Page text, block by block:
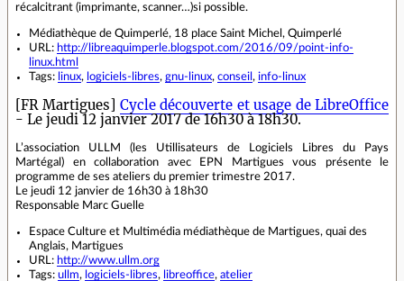
récalcitrant (imprimante, scanner…)si possible.
Médiathèque de Quimperlé, 18 place Saint Michel, Quimperlé
URL: http://libreaquimperle.blogspot.com/2016/09/point-info-
linux.html
Tags: linux, logiciels-libres, gnu-linux, conseil , info-linux
[FR Martigues] Cycle découverte et usage de LibreOffice
- Le jeudi 12 janvier 2017 de 16h30 à 18h30.
L’association ULLM (les Utillisateurs de Logiciels Libres du Pays
Martégal) en collaboration avec EPN Martigues vous présente le
programme de ses ateliers du premier trimestre 2017.
Le jeudi 12 janvier de 16h30 à 18h30
Responsable Marc Guelle
Espace Culture et Multimédia médiathèque de Martigues, quai des
Anglais, Martigues
URL: http://www.ullm.org
Tags: ullm, logiciels-libres, libreoffice, atelier